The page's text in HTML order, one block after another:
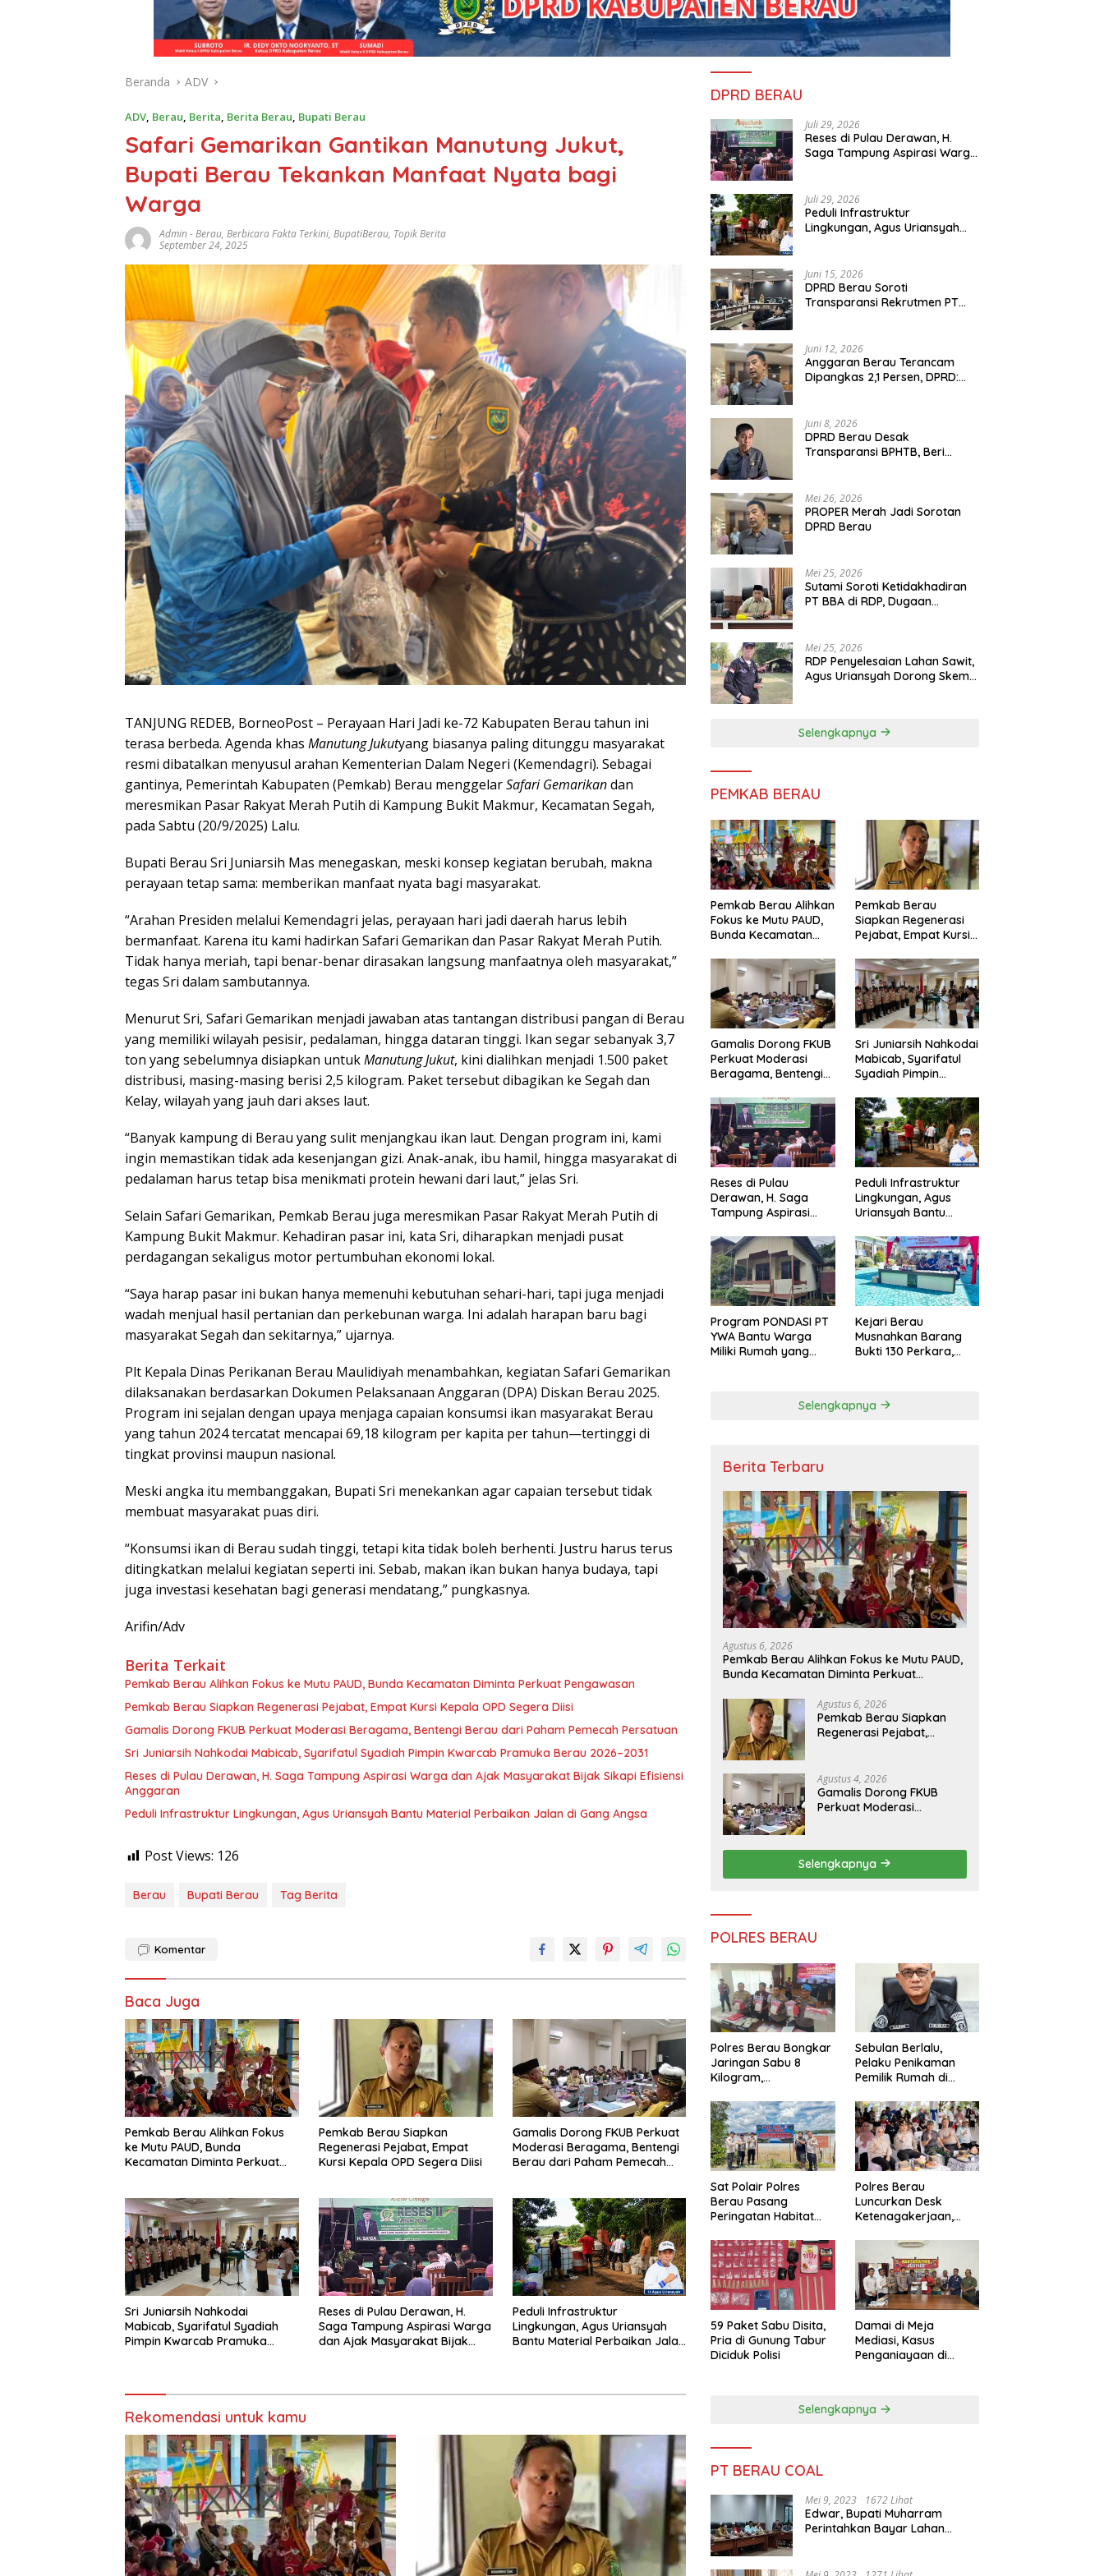
Beranda ADV
ADV, Berau, Berita, Berita Berau, Bupati Berau
Safari Gemarikan Gantikan Manutung Jukut,
Bupati Berau Tekankan Manfaat Nyata bagi
Warga
Admin-Berau, Berbicara Fakta Terkini, BupatiBerau, Topik Berita
September 24, 2025
TANJUNG REDEB, BorneoPost – Perayaan Hari Jadi ke-72 Kabupaten Berau tahun ini
terasa berbeda. Agenda khas Manutung Jukutyang biasanya paling ditunggu masyarakat
resmi dibatalkan menyusul arahan Kementerian Dalam Negeri (Kemendagri). Sebagai
gantinya, Pemerintah Kabupaten (Pemkab) Berau menggelarSafari Gemarikandan
meresmikan Pasar Rakyat Merah Putih di Kampung Bukit Makmur, Kecamatan Segah,
pada Sabtu (20/9/2025) Lalu.
Bupati Berau Sri Juniarsih Mas menegaskan, meski konsep kegiatan berubah, makna
perayaan tetap sama: memberikan manfaat nyata bagi masyarakat.
“Arahan Presiden melalui Kemendagri jelas, perayaan hari jadi daerah harus lebih
bermanfaat. Karena itu kami hadirkan Safari Gemarikan dan Pasar Rakyat Merah Putih.
Tidak hanya meriah, tapi benar-benar dirasakan langsung manfaatnya oleh masyarakat,”
tegas Sri dalam sambutannya.
Menurut Sri, Safari Gemarikan menjadi jawaban atas tantangan distribusi pangan di Berau
yang memiliki wilayah pesisir, pedalaman, hingga dataran tinggi. Ikan segar sebanyak 3,7
ton yang sebelumnya disiapkan untukManutung Jukut, kini dialihkan menjadi 1.500 paket
distribusi, masing-masing berisi 2,5 kilogram. Paket tersebut dibagikan ke Segah dan
Kelay, wilayah yang jauh dari akses laut.
“Banyak kampung di Berau yang sulit menjangkau ikan laut. Dengan program ini, kami
ingin memastikan tidak ada kesenjangan gizi. Anak-anak, ibu hamil, hingga masyarakat di
pedalaman harus tetap bisa menikmati protein hewani dari laut,” jelas Sri.
Selain Safari Gemarikan, Pemkab Berau juga meresmikan Pasar Rakyat Merah Putih di
Kampung Bukit Makmur. Kehadiran pasar ini, kata Sri, diharapkan menjadi pusat
perdagangan sekaligus motor pertumbuhan ekonomi lokal.
“Saya harap pasar ini bukan hanya memenuhi kebutuhan sehari-hari, tapi juga menjadi
wadah menjual hasil pertanian dan perkebunan warga. Ini adalah harapan baru bagi
masyarakat Segah dan sekitarnya,” ujarnya.
Plt Kepala Dinas Perikanan Berau Maulidiyah menambahkan, kegiatan Safari Gemarikan
dilaksanakan berdasarkan Dokumen Pelaksanaan Anggaran (DPA) Diskan Berau 2025.
Program ini sejalan dengan upaya menjaga capaian konsumsi ikan masyarakat Berau
yang tahun 2024 tercatat mencapai 69,18 kilogram per kapita per tahun—tertinggi di
tingkat provinsi maupun nasional.
Meski angka itu membanggakan, Bupati Sri menekankan agar capaian tersebut tidak
membuat masyarakat puas diri.
“Konsumsi ikan di Berau sudah tinggi, tetapi kita tidak boleh berhenti. Justru harus terus
ditingkatkan melalui kegiatan seperti ini. Sebab, makan ikan bukan hanya budaya, tapi
juga investasi kesehatan bagi generasi mendatang,” pungkasnya.
Arifin/Adv
Berita Terkait
Pemkab Berau Alihkan Fokus ke Mutu PAUD, Bunda Kecamatan Diminta Perkuat Pengawasan
Pemkab Berau Siapkan Regenerasi Pejabat, Empat Kursi Kepala OPD Segera Diisi
Gamalis Dorong FKUB Perkuat Moderasi Beragama, Bentengi Berau dari Paham Pemecah Persatuan
Sri Juniarsih Nahkodai Mabicab, Syarifatul Syadiah Pimpin Kwarcab Pramuka Berau 2026–2031
Reses di Pulau Derawan, H. Saga Tampung Aspirasi Warga dan Ajak Masyarakat Bijak Sikapi Efisiensi
Anggaran
Peduli Infrastruktur Lingkungan, Agus Uriansyah Bantu Material Perbaikan Jalan di Gang Angsa
Post Views: 126
Berau Bupati Berau Tag Berita
Komentar
Baca Juga
Pemkab Berau Alihkan Fokus
ke Mutu PAUD, Bunda
Kecamatan Diminta Perkuat
Pemkab Berau Siapkan
Regenerasi Pejabat, Empat
Kursi Kepala OPD Segera Diisi
Gamalis Dorong FKUB Perkuat
Moderasi Beragama, Bentengi
Berau dari Paham Pemecah
Sri Juniarsih Nahkodai
Mabicab, Syarifatul Syadiah
Pimpin Kwarcab Pramuka
Reses di Pulau Derawan, H.
Saga Tampung Aspirasi Warga
dan Ajak Masyarakat Bijak
Peduli Infrastruktur
Lingkungan, Agus Uriansyah
Bantu Material Perbaikan Jalan
Rekomendasi untuk kamu
DPRD BERAU
Juli 29, 2026
Reses di Pulau Derawan, H.
Saga Tampung Aspirasi Warga
Juli 29, 2026
Peduli Infrastruktur
Lingkungan, Agus Uriansyah
Juni 15, 2026
DPRD Berau Soroti
Transparansi Rekrutmen PT
Juni 12, 2026
Anggaran Berau Terancam
Dipangkas 2,1 Persen, DPRD:
Juni 8, 2026
DPRD Berau Desak
Transparansi BPHTB, Beri
Mei 26, 2026
PROPER Merah Jadi Sorotan
DPRD Berau
Mei 25, 2026
Sutami Soroti Ketidakhadiran
PT BBA di RDP, Dugaan
Mei 25, 2026
RDP Penyelesaian Lahan Sawit,
Agus Uriansyah Dorong Skema
Selengkapnya
PEMKAB BERAU
Pemkab Berau Alihkan
Fokus ke Mutu PAUD,
Bunda Kecamatan
Pengawasan
Pemkab Berau
Siapkan Regenerasi
Pejabat, Empat Kursi
Diisi
Gamalis Dorong FKUB
Perkuat Moderasi
Beragama, Bentengi
Pemecah Persatuan
Sri Juniarsih Nahkodai
Mabicab, Syarifatul
Syadiah Pimpin
Berau 2026–2031
Reses di Pulau
Derawan, H. Saga
Tampung Aspirasi
Masyarakat Bijak
Sikapi Efisiensi
Anggaran
Peduli Infrastruktur
Lingkungan, Agus
Uriansyah Bantu
Jalan di Gang Angsa
Program PONDASI PT
YWA Bantu Warga
Miliki Rumah yang
Kejari Berau
Musnahkan Barang
Bukti 130 Perkara,
Selengkapnya
Berita Terbaru
Agustus 6, 2026
Pemkab Berau Alihkan Fokus ke Mutu PAUD,
Bunda Kecamatan Diminta Perkuat
Agustus 6, 2026
Pemkab Berau Siapkan
Regenerasi Pejabat,
Agustus 4, 2026
Gamalis Dorong FKUB
Perkuat Moderasi
Persatuan
Selengkapnya
POLRES BERAU
Polres Berau Bongkar
Jaringan Sabu 8
Kilogram,
dari Dalam Lapas
Tarakan
Sebulan Berlalu,
Pelaku Penikaman
Pemilik Rumah di
Diburu Polisi
Sat Polair Polres
Berau Pasang
Peringatan Habitat
Polres Berau
Luncurkan Desk
Ketenagakerjaan,
Didorong Tuntas
Lewat Mediasi
59 Paket Sabu Disita,
Pria di Gunung Tabur
Diciduk Polisi
Damai di Meja
Mediasi, Kasus
Penganiayaan di
Selengkapnya
PT BERAU COAL
Mei 9, 2023 1672 Lihat
Edwar, Bupati Muharram
Perintahkan Bayar Lahan